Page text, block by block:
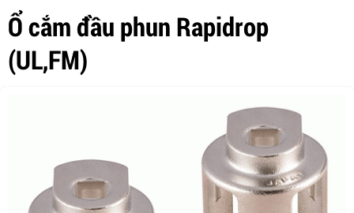
Ổ cắm đầu phun Rapidrop
(UL,FM)